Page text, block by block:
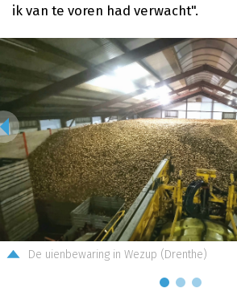
ik van te voren had verwacht".
De uienbewaring in Wezup (Drenthe)